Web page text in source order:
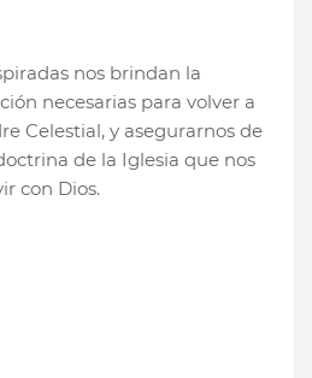
nos brindan la
necesarias para volver a
Celestial, y asegurarnos de
de la Iglesia que nos
con Dios.